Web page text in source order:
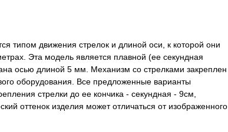
типом движения стрелок и длиной оси, к которой они
Эта модель является плавной (ее секундная
осью длиной 5 мм. Механизм со стрелками закреплен
оборудования. Все предложенные варианты
стрелки до ее кончика - секундная - 9см,
оттенок изделия может отличаться от изображенного